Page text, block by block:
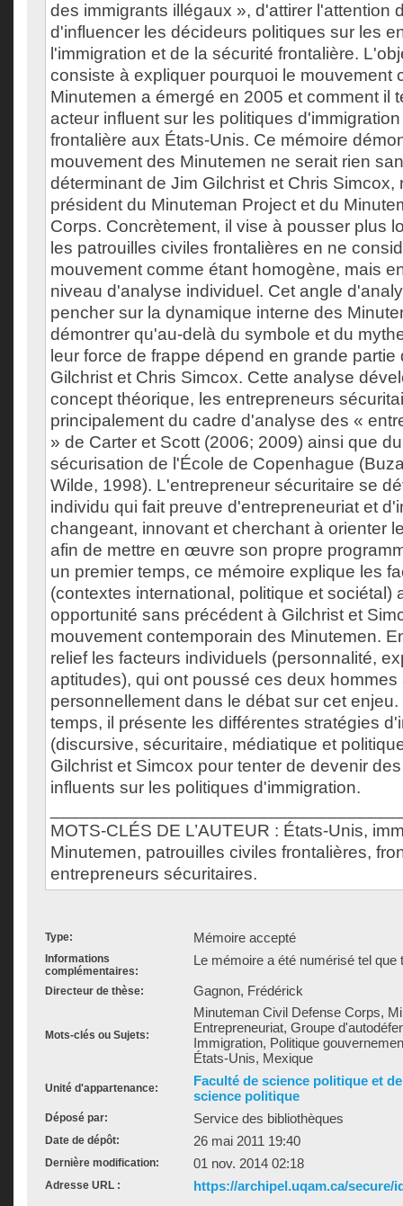
des immigrants illégaux », d'attirer l'attention
d'influencer les décideurs politiques sur les
l'immigration et de la sécurité frontalière.
consiste à expliquer pourquoi le mouvement
Minutemen a émergé en 2005 et comment il
acteur influent sur les politiques
frontalière aux États-Unis. Ce mémoire
mouvement des Minutemen ne serait rien
déterminant de Jim Gilchrist et Chris Simcox,
président du Minuteman Project et du
Corps. Concrètement, il vise à pousser plus
les patrouilles civiles frontalières en ne
mouvement comme étant homogène, mais
niveau d'analyse individuel. Cet angle
pencher sur la dynamique interne des
démontrer qu'au-delà du symbole et du
leur force de frappe dépend en grande
Gilchrist et Chris Simcox. Cette analyse
concept théorique, les entrepreneurs
principalement du cadre d'analyse des «
» de Carter et Scott (2006; 2009) ainsi que
sécurisation de l'École de Copenhague
Wilde, 1998). L'entrepreneur sécuritaire se
individu qui fait preuve d'entrepreneuriat et
changeant, innovant et cherchant à orienter
afin de mettre en œuvre son propre
un premier temps, ce mémoire explique les
(contextes international, politique et sociétal)
opportunité sans précédent à Gilchrist et
mouvement contemporain des Minutemen.
relief les facteurs individuels (personnalité,
aptitudes), qui ont poussé ces deux
personnellement dans le débat sur cet
temps, il présente les différentes stratégies
(discursive, sécuritaire, médiatique et
Gilchrist et Simcox pour tenter de devenir
influents sur les politiques d'immigration.
MOTS-CLÉS DE L’AUTEUR : États-Unis,
Minutemen, patrouilles civiles frontalières,
entrepreneurs sécuritaires.
Type: Mémoire accepté
Informations
complémentaires:
Le mémoire a été numérisé tel que
Directeur de thèse: Gagnon, Frédérick
Mots-clés ou Sujets:
Minuteman Civil Defense Corps,
Entrepreneuriat, Groupe
Immigration, Politique
États-Unis, Mexique
Unité d'appartenance:
Faculté de science politique et
science politique
Déposé par: Service des bibliothèques
Date de dépôt: 26 mai 2011 19:40
Dernière modification: 01 nov. 2014 02:18
Adresse URL : https://archipel.uqam.ca/secure/